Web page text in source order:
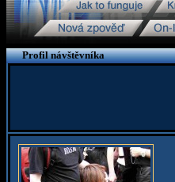
Profil návštěvníka